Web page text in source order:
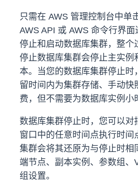
只需在 AWS 管理控制台中单
AWS API 或 AWS 命令行界面
停止和启动数据库集群，整个
停止数据库集群会停止主实例
本。当您的数据库集群停止时
留时间内为集群存储、手动快
费，但不需要为数据库实例小
数据库集群停止时，您可以对
窗口中的任意时间点执行时间
集群会将其还原为与停止时相
端节点、副本实例、参数组、
组设置。